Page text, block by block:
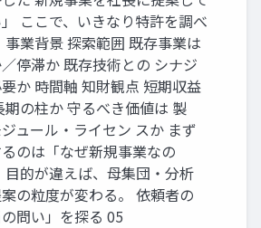
ここで、いきなり特許を調べ
事業背景 探索範囲 既存事業は
停滞か 既存技術との シナジ
か 時間軸 知財観点 短期収益
期の柱か 守るべき価値は 製
ュール・ライセン スか まず
のは「なぜ新規事業なの
目的が違えば、母集団・分析
の粒度が変わる。 依頼者の
の問い」を探る 05